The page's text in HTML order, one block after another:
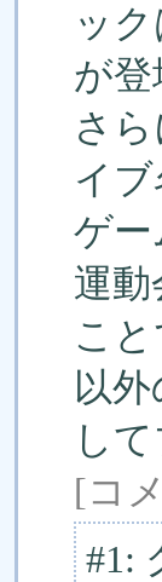
ッ
が
さ
イ
ゲー
運
こ
以
し
[コ
#1: